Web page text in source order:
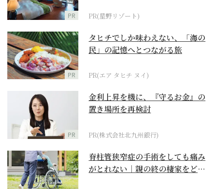
PR PR(星野リゾート)
PR
タヒチでしか味わえない、「海の
民」の記憶へとつながる旅
PR(エア タヒチ ヌイ)
PR
金利上昇を機に、『守るお金』の
置き場所を再検討
PR(株式会社北九州銀行)
脊柱管狭窄症の手術をしても痛み
がとれない｜親の終の棲家をどう